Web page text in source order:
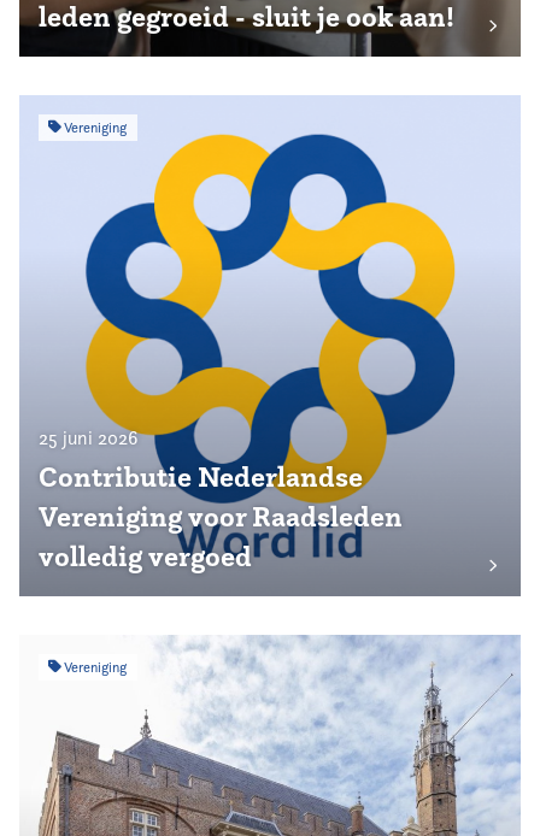
leden gegroeid - sluit je ook aan!
Vereniging
25 juni 2026
Contributie Nederlandse
Vereniging voor Raadsleden
volledig vergoed
Vereniging